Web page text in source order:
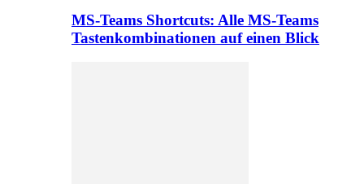
MS-Teams Shortcuts: Alle MS-Teams
Tastenkombinationen auf einen Blick